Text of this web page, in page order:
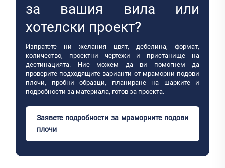
за вашия вила или
хотелски проект?
Изпратете ни желания цвят, дебелина, формат,
количество, проектни чертежи и пристанище на
дестинацията. Ние можем да ви помогнем да
проверите подходящите варианти от мраморни подови
плочи, пробни образци, планиране на шарките и
подробности за материала, готов за проекта.
Заявете подробности за мраморните подови
плочи